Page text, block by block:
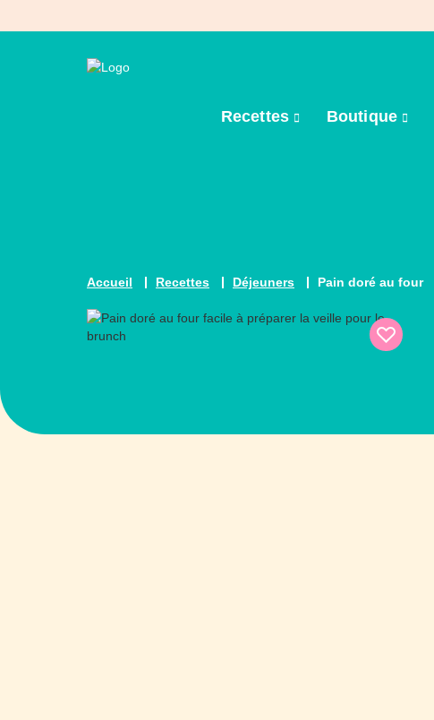
Recettes Boutique
Accueil Recettes Déjeuners Pain doré au four